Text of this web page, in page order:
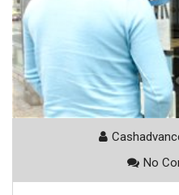
No